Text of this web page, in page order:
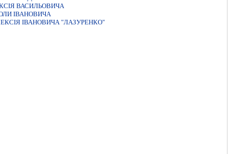
ВАСИЛЬОВИЧА
IВАНОВИЧА
IВАНОВИЧА "ЛАЗУРЕНКО"